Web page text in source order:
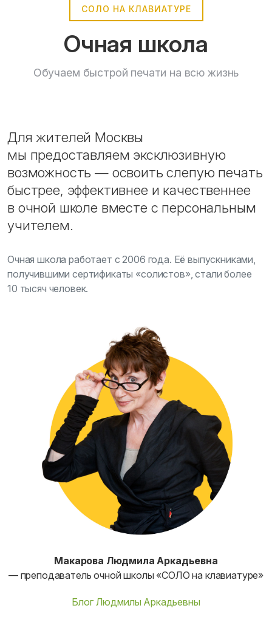
СОЛО НА КЛАВИАТУРЕ
Очная школа
Обучаем быстрой печати на всю жизнь
Для жителей Москвы
мы предоставляем эксклюзивную
возможность — освоить слепую печать
быстрее, эффективнее и качественнее
в очной школе вместе с персональным
учителем.
Очная школа работает с 2006 года. Её выпускниками,
получившими сертификаты «солистов», стали более
10 тысяч человек.
Макарова Людмила Аркадьевна
— преподаватель очной школы «СОЛО на клавиатуре»
Блог Людмилы Аркадьевны